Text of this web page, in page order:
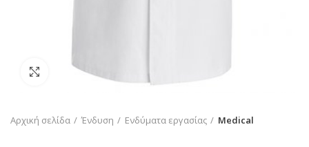
Click to enlarge
Αρχική σελίδα Ένδυση Ενδύματα εργασίας Medical